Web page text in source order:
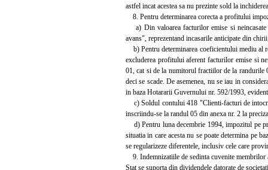
astfel incat acestea sa nu prezinte sold la
8. Pentru determinarea corecta a profitului
a) Din valoarea facturilor emise si
avans", reprezentand incasarile anticipate din
b) Pentru determinarea coeficientului mediu al
excluderea profitului aferent facturilor emise si
01, cat si de la numitorul fractiilor de la
deci se scade. De asemenea, nu se iau in
in baza Hotararii Guvernului nr. 592/1993,
c) Soldul contului 418 "Clienti-facturi de
inscriindu-se la randul 05 din anexa nr. 2 la
d) Pentru luna decembrie 1994, impozitul pe
situatia in care acesta nu se poate determina pe
se regularizeze diferentele, inclusiv cele care
9. Indemnizatiile de sedinta cuvenite
Stat se suporta din dividendele datorate de